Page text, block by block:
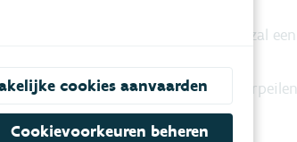
tussen blauwe lijnen op kaart) zal een
verbreedt maar niet tot op het
die plaats kan de maximale waterpeilen
cookies aanvaarden
Cookievoorkeuren beheren